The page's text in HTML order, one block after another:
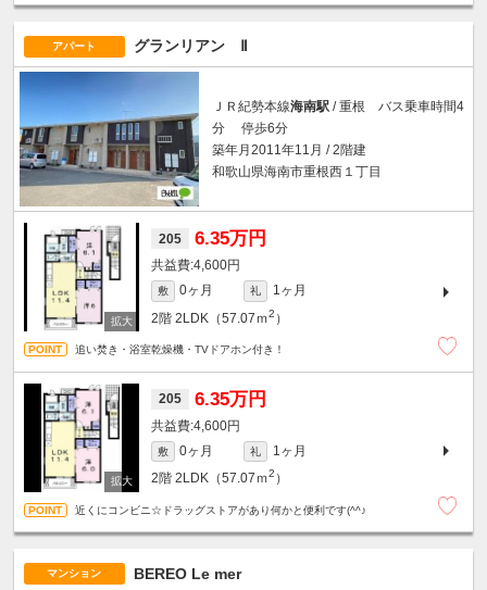
アパート グランリアン Ⅱ
ＪＲ紀勢本線海南駅 / 重根 バス乗車時間4
分 停歩6分
築年月2011年11月 / 2階建
和歌山県海南市重根西１丁目
205 6.35万円
4,600円
敷 0ヶ月 礼
1ヶ月
2階 2LDK（57.07ｍ2 ）
追い焚き・浴室乾燥機・TVドアホン付き！
205 6.35万円
4,600円
敷 0ヶ月 礼
1ヶ月
2階 2LDK（57.07ｍ2 ）
近くにコンビニ☆ドラッグストアがあり何かと便利です(^^♪
マンション BEREO Le mer